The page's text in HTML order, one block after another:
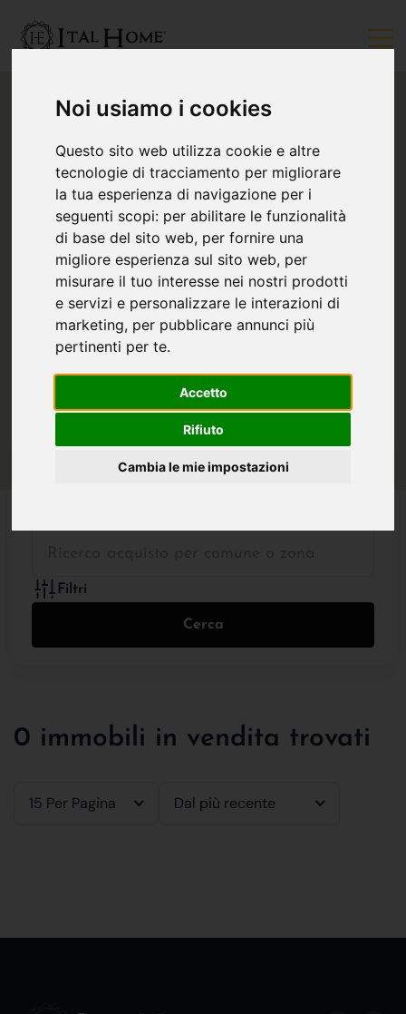
Noi usiamo i cookies
Questo sito web utilizza cookie e altre
tecnologie di tracciamento per migliorare
la tua esperienza di navigazione per i
seguenti scopi: per abilitare le funzionalità
di base del sito web, per fornire una
migliore esperienza sul sito web, per
misurare il tuo interesse nei nostri prodotti
e servizi e personalizzare le interazioni di
marketing, per pubblicare annunci più
pertinenti per te.
Accetto
Rifiuto
Cambia le mie impostazioni
Filtri
Cerca
0 immobili in vendita trovati
15 Per Pagina Dal più recente